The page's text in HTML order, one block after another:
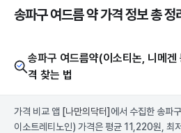
송파구 여드름 약 가격 정보 총 정
송파구 여드름약(이소티논, 니메
격 찾는 법
가격 비교 앱 [나만의닥터] 에서 수집한 송파
이소트레티노인) 가격은 평균 11,220원, 최